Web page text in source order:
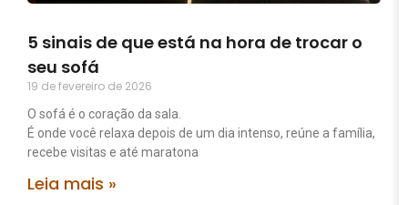
5 sinais de que está na hora de trocar o
seu sofá
19 de fevereiro de 2026
O sofá é o coração da sala.
É onde você relaxa depois de um dia intenso, reúne a família,
recebe visitas e até maratona
Leia mais »